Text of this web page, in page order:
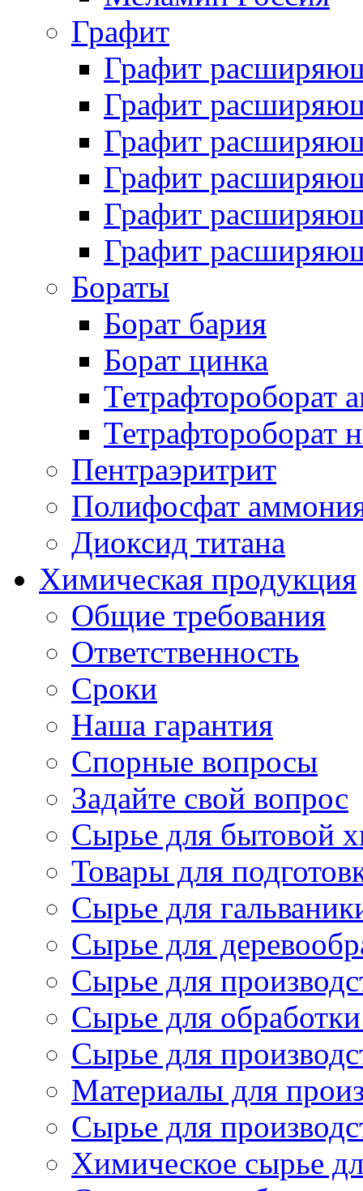
Графит
Графит
Графит
Графит
Графит
Графит
Графит
Бораты
Борат бария
Борат цинка
Тетрафтороборат
Тетрафтороборат
Пентраэритрит
Полифосфат
Диоксид титана
Химическая продукция
Общие требования
Ответственность
Сроки
Наша гарантия
Спорные вопросы
Задайте свой вопрос
Сырье для бытовой
Товары для
Сырье для
Сырье для
Сырье для
Сырье для
Сырье для
Материалы для
Сырье для
Химическое сырье